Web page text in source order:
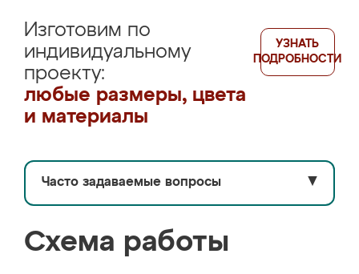
Изготовим по
индивидуальному
проекту:
любые размеры, цвета
и материалы
УЗНАТЬ
ПОДРОБНОСТИ
Часто задаваемые вопросы ▼
Схема работы